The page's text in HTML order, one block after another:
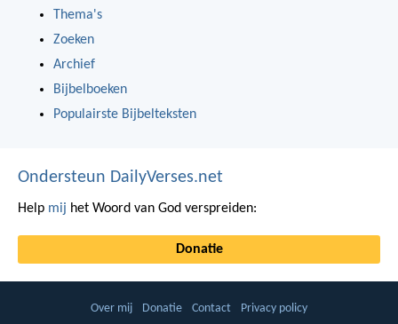
Thema's
Zoeken
Archief
Bijbelboeken
Populairste Bijbelteksten
Ondersteun DailyVerses.net
Help mij het Woord van God verspreiden:
Donatie
Over mij Donatie Contact Privacy policy